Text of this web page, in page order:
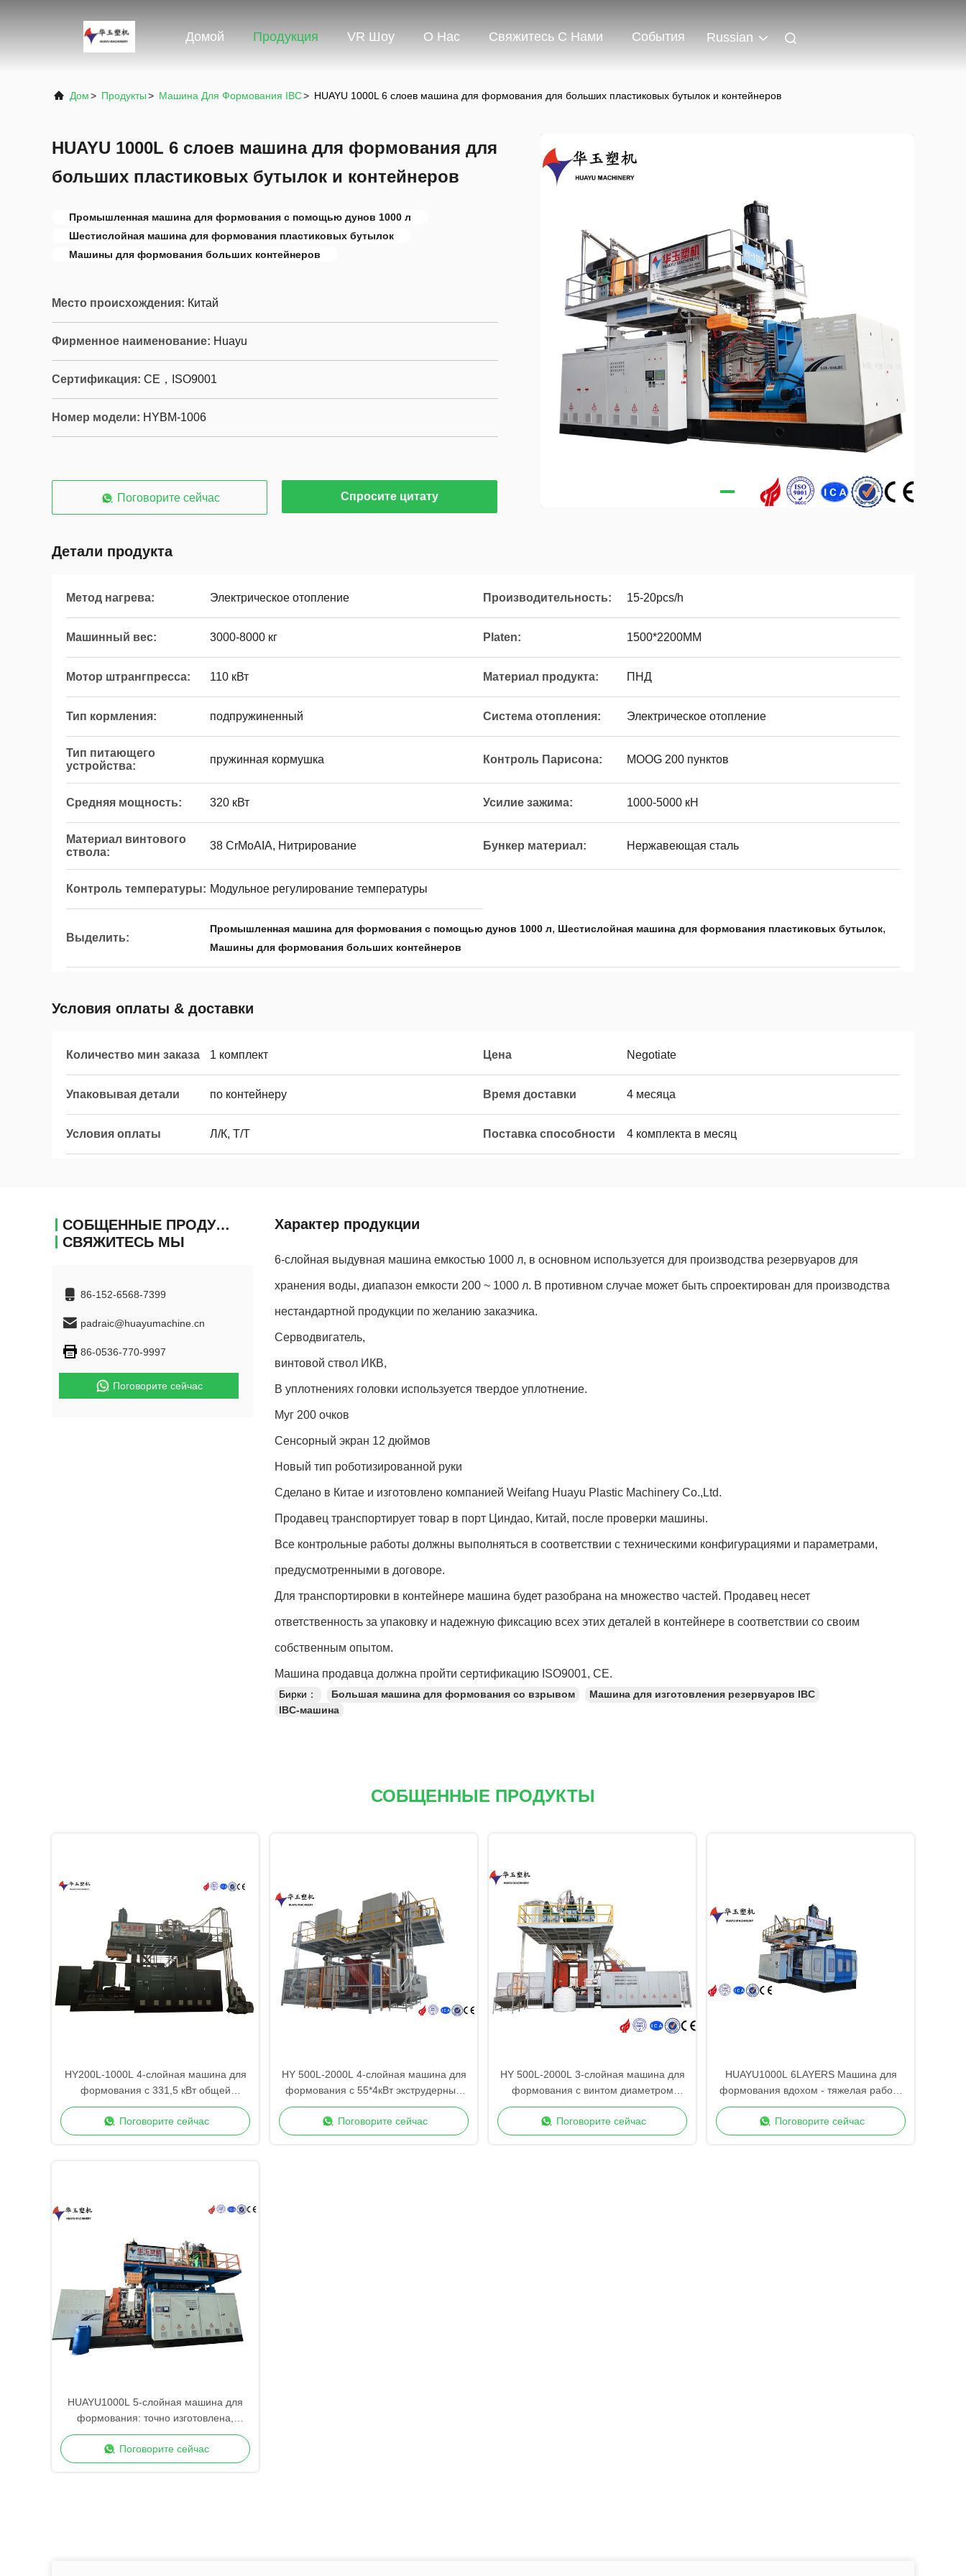
Домой Продукция VR Шоу О Нас Свяжитесь С Нами События Russian
Дом> Продукты> Машина Для Формования IBC> HUAYU 1000L 6 слоев машина для формования для больших пластиковых бутылок и контейнеров
HUAYU 1000L 6 слоев машина для формования для
больших пластиковых бутылок и контейнеров
Промышленная машина для формования с помощью дунов 1000 л
Шестислойная машина для формования пластиковых бутылок
Машины для формования больших контейнеров
Место происхождения: Китай
Фирменное наименование: Huayu
Сертификация: CE，ISO9001
Номер модели: HYBM-1006
Поговорите сейчас Спросите цитату
Детали продукта
Метод нагрева: Электрическое отопление Производительность: 15-20pcs/h
Машинный вес: 3000-8000 кг Platen: 1500*2200ММ
Мотор штрангпресса: 110 кВт Материал продукта: ПНД
Тип кормления: подпружиненный Система отопления: Электрическое отопление
Тип питающего
устройства:
пружинная кормушка Контроль Парисона: MOOG 200 пунктов
Средняя мощность: 320 кВт Усилие зажима: 1000-5000 кН
Материал винтового
ствола:
38 CrMoAIA, Нитрирование Бункер материал: Нержавеющая сталь
Контроль температуры: Модульное регулирование температуры
Выделить:
Промышленная машина для формования с помощью дунов 1000 л, Шестислойная машина для формования пластиковых бутылок,
Машины для формования больших контейнеров
Условия оплаты & доставки
Количество мин заказа 1 комплект Цена Negotiate
Упаковывая детали по контейнеру Время доставки 4 месяца
Условия оплаты Л/К, Т/Т Поставка способности 4 комплекта в месяц
СОБЩЕННЫЕ ПРОДУКТЫ
СВЯЖИТЕСЬ МЫ
86-152-6568-7399
padraic@huayumachine.cn
86-0536-770-9997
Поговорите сейчас
Характер продукции
6-слойная выдувная машина емкостью 1000 л, в основном используется для производства резервуаров для
хранения воды, диапазон емкости 200 ~ 1000 л. В противном случае может быть спроектирован для производства
нестандартной продукции по желанию заказчика.
Серводвигатель,
винтовой ствол ИКВ,
В уплотнениях головки используется твердое уплотнение.
Муг 200 очков
Сенсорный экран 12 дюймов
Новый тип роботизированной руки
Сделано в Китае и изготовлено компанией Weifang Huayu Plastic Machinery Co.,Ltd.
Продавец транспортирует товар в порт Циндао, Китай, после проверки машины.
Все контрольные работы должны выполняться в соответствии с техническими конфигурациями и параметрами,
предусмотренными в договоре.
Для транспортировки в контейнере машина будет разобрана на множество частей. Продавец несет
ответственность за упаковку и надежную фиксацию всех этих деталей в контейнере в соответствии со своим
собственным опытом.
Машина продавца должна пройти сертификацию ISO9001, CE.
Бирки： Большая машина для формования со взрывом
Машина для изготовления резервуаров IBC
IBC-машина
СОБЩЕННЫЕ ПРОДУКТЫ
HY200L-1000L 4-слойная машина для
формования с 331,5 кВт общей
мощностью для большого контейнера
Поговорите сейчас
HY 500L-2000L 4-слойная машина для
формования с 55*4кВт экструдерным
двигателем
Поговорите сейчас
HY 500L-2000L 3-слойная машина для
формования с винтом диаметром
90/120/90 мм
Поговорите сейчас
HUAYU1000L 6LAYERS Машина для
формования вдохом - тяжелая работа
с повышенной безопасностью
Поговорите сейчас
HUAYU1000L 5-слойная машина для
формования: точно изготовлена,
передовой контроль качества
Поговорите сейчас